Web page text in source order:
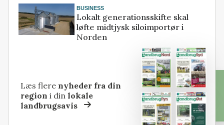
BUSINESS
Lokalt generationsskifte skal
løfte midtjysk siloimportør i
Norden
Læs flere nyheder fra din
region i dinlokale
landbrugsavis